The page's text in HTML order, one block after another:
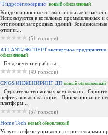
"Гидротеплосервис" новый обновленный
Конденсационные котлы напольныe и
Используются в котельных промышленных и
отопления загородных зданий. Конденсатные
отличи...
(51 голосов)
ATLANT-ЭКСПЕРТ экспертное предприятие
обновленный
- Геодезические работы...
(49 голосов)
CNGS ИНЖЕНИРИНГ ДП новый обновленный
- Строительство жилых комплексов -
нефтегазовых платформ - Проектирование
платформ...
(57 голосов)
Home Tech новый обновленный
Услуги в сфере управления строительными